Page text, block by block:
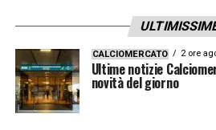
prima del fischio d’inizio.
del Barcellona non è
subendo il peso delle
polemiche pre-partita. Un
strascichi importanti sia per
CALCIOMERCATO 2 ore
Ultime notizie
novità del giorno